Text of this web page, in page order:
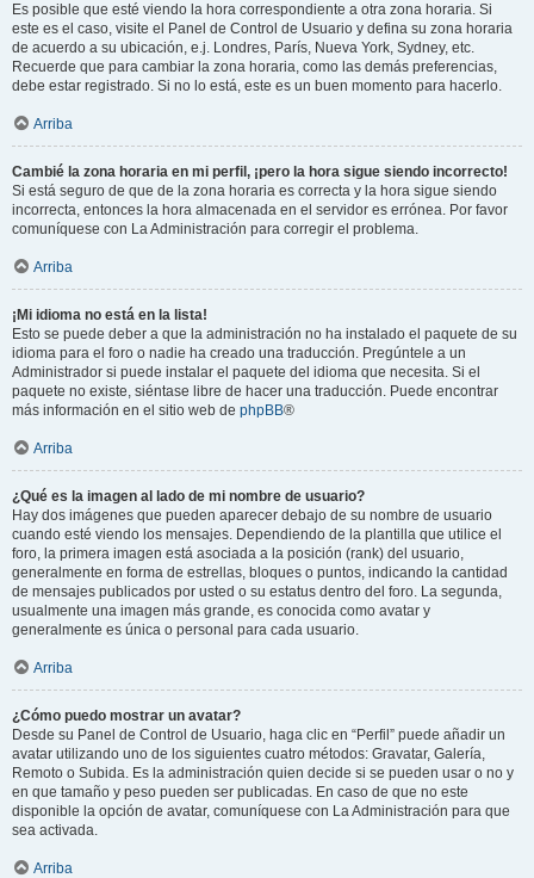
Es posible que esté viendo la hora correspondiente a otra zona horaria. Si
este es el caso, visite el Panel de Control de Usuario y defina su zona horaria
de acuerdo a su ubicación, e.j. Londres, París, Nueva York, Sydney, etc.
Recuerde que para cambiar la zona horaria, como las demás preferencias,
debe estar registrado. Si no lo está, este es un buen momento para hacerlo.
Arriba
Cambié la zona horaria en mi perfil, ¡pero la hora sigue siendo incorrecto!
Si está seguro de que de la zona horaria es correcta y la hora sigue siendo
incorrecta, entonces la hora almacenada en el servidor es errónea. Por favor
comuníquese con La Administración para corregir el problema.
Arriba
¡Mi idioma no está en la lista!
Esto se puede deber a que la administración no ha instalado el paquete de su
idioma para el foro o nadie ha creado una traducción. Pregúntele a un
Administrador si puede instalar el paquete del idioma que necesita. Si el
paquete no existe, siéntase libre de hacer una traducción. Puede encontrar
más información en el sitio web de phpBB®
Arriba
¿Qué es la imagen al lado de mi nombre de usuario?
Hay dos imágenes que pueden aparecer debajo de su nombre de usuario
cuando esté viendo los mensajes. Dependiendo de la plantilla que utilice el
foro, la primera imagen está asociada a la posición (rank) del usuario,
generalmente en forma de estrellas, bloques o puntos, indicando la cantidad
de mensajes publicados por usted o su estatus dentro del foro. La segunda,
usualmente una imagen más grande, es conocida como avatar y
generalmente es única o personal para cada usuario.
Arriba
¿Cómo puedo mostrar un avatar?
Desde su Panel de Control de Usuario, haga clic en “Perfil” puede añadir un
avatar utilizando uno de los siguientes cuatro métodos: Gravatar, Galería,
Remoto o Subida. Es la administración quien decide si se pueden usar o no y
en que tamaño y peso pueden ser publicadas. En caso de que no este
disponible la opción de avatar, comuníquese con La Administración para que
sea activada.
Arriba